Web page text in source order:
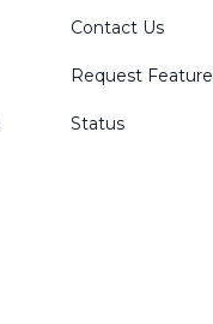
Contact Us
Request Feature
Status